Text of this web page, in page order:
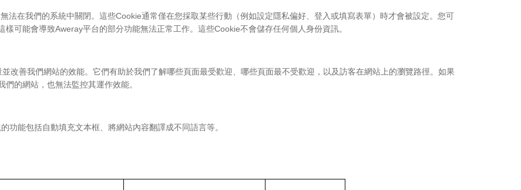
法在我們的系統中關閉。這些Cookie通常僅在您採取某些行動（例如設定隱私偏好、登入或填寫表單）時才會被設定。您可
可能會導致Aweray平台的部分功能無法正常工作。這些Cookie不會儲存任何個人身份資訊。
改善我們網站的效能。它們有助於我們了解哪些頁面最受歡迎、哪些頁面最不受歡迎，以及訪客在網站上的瀏覽路徑。如果
的網站，也無法監控其運作效能。
功能包括自動填充文本框、將網站內容翻譯成不同語言等。